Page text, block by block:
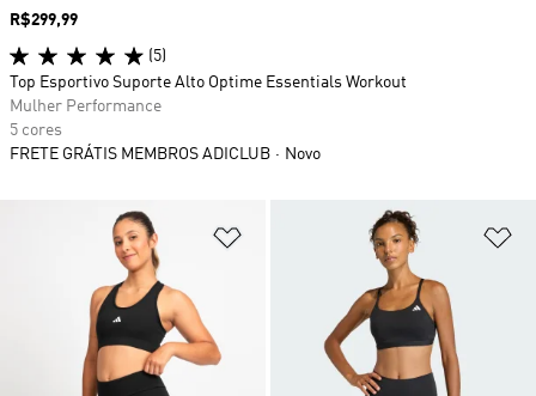
Adicionar à Lista de Desejos
Preço
R$299,99
(5)
Top Esportivo Suporte Alto Optime Essentials Workout
Mulher Performance
5 cores
FRETE GRÁTIS MEMBROS ADICLUB
Novo